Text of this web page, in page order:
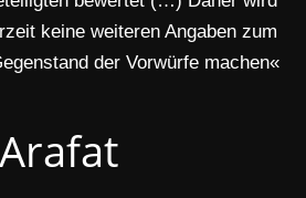
keine weiteren Angaben zum
der Vorwürfe machen«
Arafat